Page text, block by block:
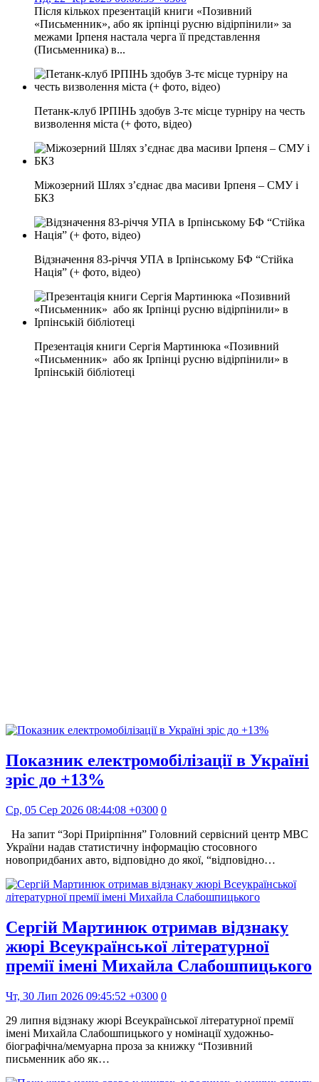
Після кількох презентацій книги «Позивний
«Письменник», або як ірпінці русню відірпінили» за
межами Ірпеня настала черга її представлення
(Письменника) в...
Петанк-клуб ІРПІНЬ здобув 3-тє місце турніру на честь
визволення міста (+ фото, відео)
Міжозерний Шлях з’єднає два масиви Ірпеня – СМУ і
БКЗ
Відзначення 83-річчя УПА в Ірпінському БФ “Стійка
Нація” (+ фото, відео)
Презентація книги Сергія Мартинюка «Позивний
«Письменник» або як Ірпінці русню відірпінили» в
Ірпінській бібліотеці
Показник електромобілізації в Україні
зріс до +13%
Ср, 05 Сер 2026 08:44:08 +0300 0
На запит “Зорі Приірпіння” Головний сервісний центр МВС
України надав статистичну інформацію стосовного
новопридбаних авто, відповідно до якої, “відповідно…
Сергій Мартинюк отримав відзнаку
жюрі Всеукраїнської літературної
премії імені Михайла Слабошпицького
Чт, 30 Лип 2026 09:45:52 +0300 0
29 липня відзнаку жюрі Всеукраїнської літературної премії
імені Михайла Слабошпицького у номінації художньо-
біографічна/мемуарна проза за книжку “Позивний
письменник або як…